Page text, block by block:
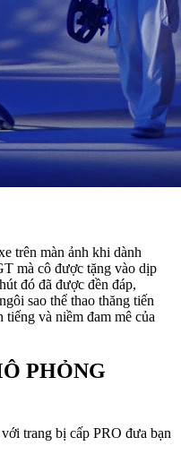
trên màn ảnh khi dành
mà cô được tặng vào dịp
đó đã được đền đáp,
sao thể thao thăng tiến
tiếng và niềm đam mê của
PHỎNG
trang bị cấp PRO đưa bạn